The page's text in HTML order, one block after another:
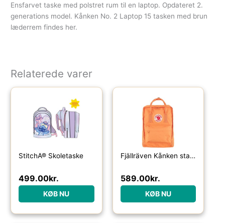
Ensfarvet taske med polstret rum til en laptop. Opdateret 2.
generations model. Kånken No. 2 Laptop 15 tasken med brun
læderrem findes her.
Relaterede varer
StitchÂ® Skoletaske
499.00kr.
KØB NU
Fjällräven Kånken standard-sunstone orange – Skoletasker / -rygsække
589.00kr.
KØB NU